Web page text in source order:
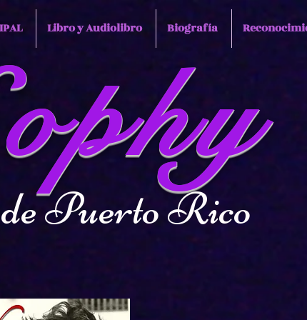
Libro y Audiolibro Biografía
Puerto Rico